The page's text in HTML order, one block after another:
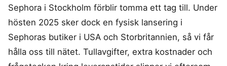
Sephora i Stockholm förblir tomma ett tag till. Under
hösten 2025 sker dock en fysisk lansering i
Sephoras butiker i USA och Storbritannien, så vi får
hålla oss till nätet. Tullavgifter, extra kostnader och